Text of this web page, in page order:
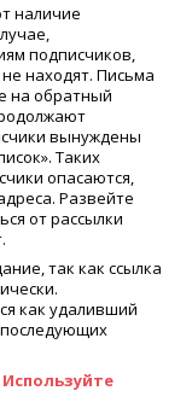
наличие
подписчиков,
находят. Письма
на обратный
вынуждены
Таких
опасаются,
Развейте
от рассылки
так как ссылка
как удаливший
последующих